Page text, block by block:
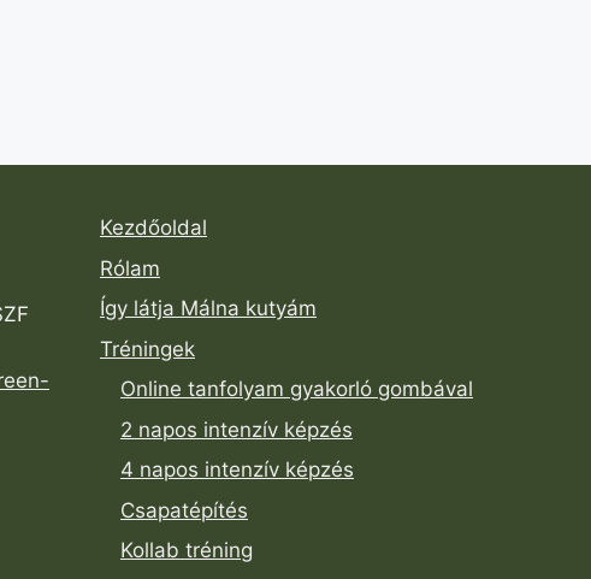
Kezdőoldal
Rólam
Így látja Málna kutyám
Tréningek
Online tanfolyam gyakorló gombával
2 napos intenzív képzés
4 napos intenzív képzés
Csapatépítés
Kollab tréning